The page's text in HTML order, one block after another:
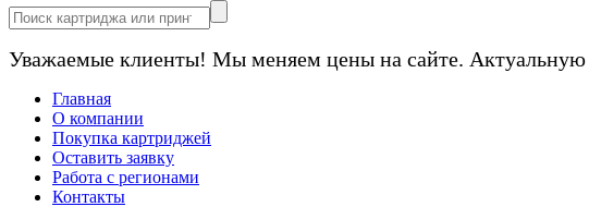
Уважаемые клиенты! Мы меняем цены на сайте.
Главная
О компании
Покупка картриджей
Оставить заявку
Работа с регионами
Контакты